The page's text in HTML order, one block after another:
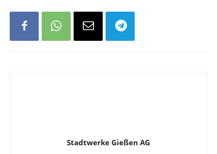
Stadtwerke Gießen AG